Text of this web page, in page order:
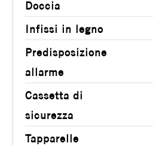
Doccia
Infissi in legno
Predisposizione
allarme
Cassetta di
sicurezza
Tapparelle